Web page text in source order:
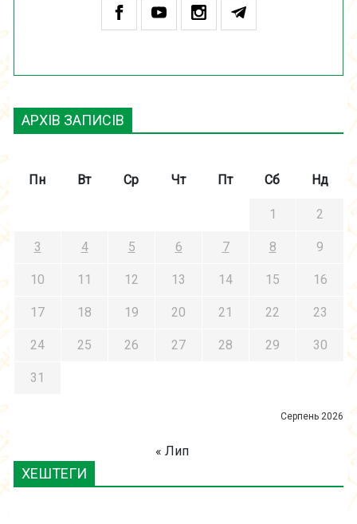
АРХІВ ЗАПИСІВ
Серпень 2026
Пн Вт Ср Чт Пт Сб Нд
1 2
3 4 5 6 7 8 9
10 11 12 13 14 15 16
17 18 19 20 21 22 23
24 25 26 27 28 29 30
31
« Лип
ХЕШТЕГИ